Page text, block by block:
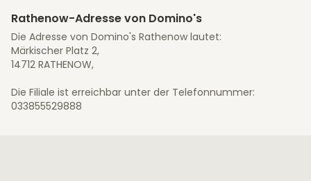
Rathenow-Adresse von Domino's
Die Adresse von Domino's Rathenow lautet:
Märkischer Platz 2,
14712 RATHENOW,
Die Filiale ist erreichbar unter der Telefonnummer:
033855529888